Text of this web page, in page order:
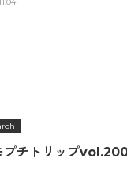
プチトリップ